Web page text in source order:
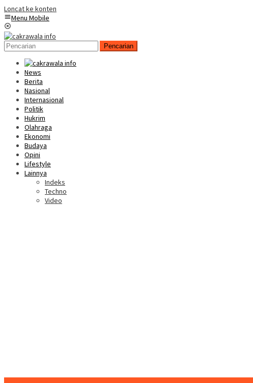
Loncat ke konten
Menu Mobile
Pencarian
News
Berita
Nasional
Internasional
Politik
Hukrim
Olahraga
Ekonomi
Budaya
Opini
Lifestyle
Lainnya
Indeks
Techno
Video